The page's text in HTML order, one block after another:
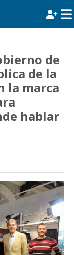
de
de la
la marca
hablar